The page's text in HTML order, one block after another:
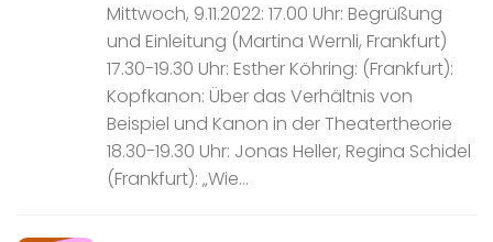
Mittwoch, 9.11.2022: 17.00 Uhr: Begrüßung
und Einleitung (Martina Wernli, Frankfurt)
17.30-19.30 Uhr: Esther Köhring: (Frankfurt):
Kopfkanon: Über das Verhältnis von
Beispiel und Kanon in der Theatertheorie
18.30-19.30 Uhr: Jonas Heller, Regina Schidel
(Frankfurt): „Wie...